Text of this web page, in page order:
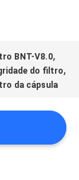
BNT-V8.0,
do filtro,
da cápsula